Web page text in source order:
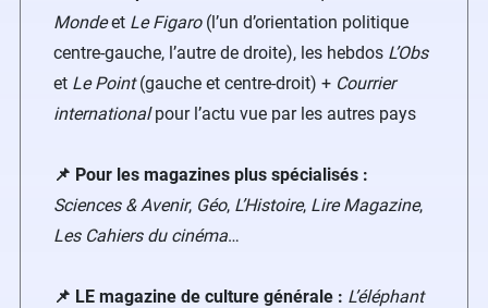
Mondeet Le Figaro(l’un d’orientation politique
centre-gauche, l’autre de droite), les hebdos L’Obs
et Le Point(gauche et centre-droit) + Courrier
internationalpour l’actu vue par les autres pays
📌 Pour les magazines plus spécialisés :
Sciences & Avenir, Géo, L’Histoire, Lire Magazine,
Les Cahiers du cinéma…
📌 LE magazine de culture générale : L’éléphant